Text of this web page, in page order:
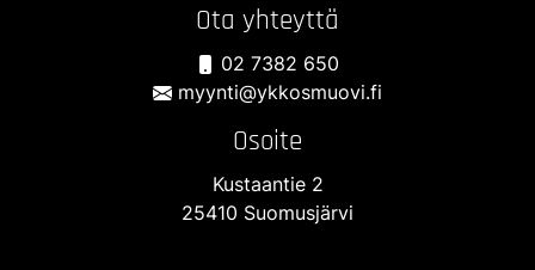
Ota yhteyttä
02 7382 650
myynti@ykkosmuovi.fi
Osoite
Kustaantie 2
25410 Suomusjärvi